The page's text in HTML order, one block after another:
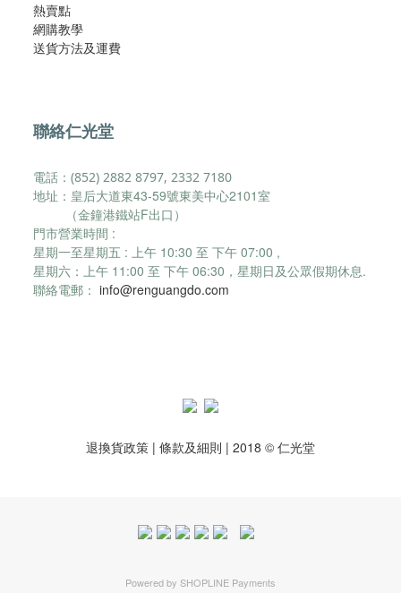
熱賣點
網購教學
​送貨方法及運費​
聯絡仁光堂
電話：(852) 2882 8797, 2332 7180
地址：皇后大道東43-59號東美中心2101室
（金鐘港鐵站F出口）
門市營業時間 :
星期一至星期五 : 上午 10:30 至 下午 07:00 ,
星期六： 上午 11:00 至 下午 06:30， 星期日及公眾假期休息.
聯絡電郵： info@renguangdo.com
退換貨政策 | 條款及細則 | 2018 © 仁光堂
Powered by SHOPLINE Payments